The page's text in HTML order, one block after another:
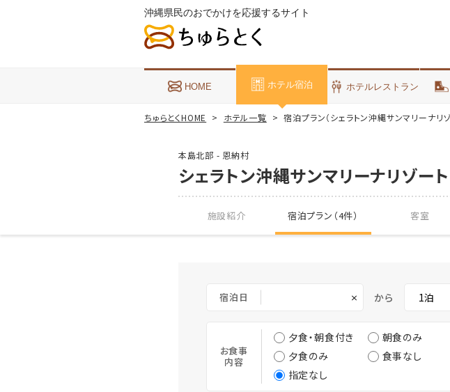
沖縄県民のおでかけを応援するサイト
HOME ホテル宿泊 ホテルレストラン
ちゅらとくHOME ホテル一覧 宿泊プラン（シェラトン沖縄サンマリーナリゾ
本島北部 - 恩納村
シェラトン沖縄サンマリーナリゾート
施設紹介 宿泊プラン（4件） 客室
宿泊日 × から
お食事
内容
夕食・朝食付き
朝食のみ
夕食のみ
食事なし
指定なし